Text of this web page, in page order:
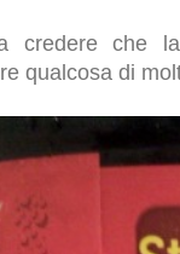
credere che
qualcosa di